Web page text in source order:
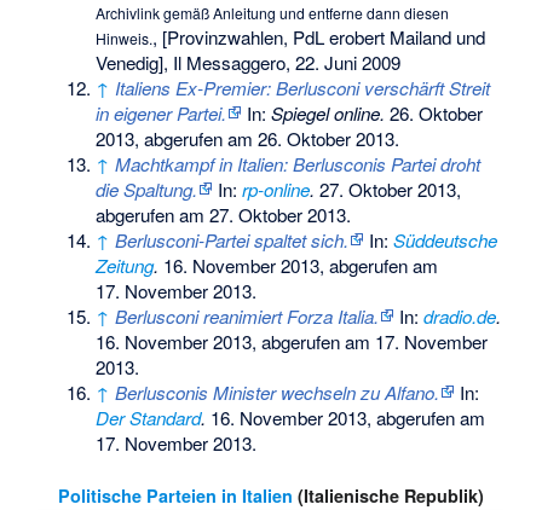
Archivlink gemäßAnleitung und entferne dann diesen
Hinweis., [Provinzwahlen, PdL erobert Mailand und
Venedig], Il Messaggero, 22. Juni 2009
↑ Italiens Ex-Premier: Berlusconi verschärft Streit
in eigener Partei.
In:Spiegel online. 26. Oktober
2013, abgerufen am 26. Oktober 2013.
↑ Machtkampf in Italien: Berlusconis Partei droht
die Spaltung.
In:rp-online. 27. Oktober 2013,
abgerufen am 27. Oktober 2013.
↑ Berlusconi-Partei spaltet sich. In:Süddeutsche
Zeitung. 16. November 2013, abgerufen am
17. November 2013.
↑ Berlusconi reanimiert Forza Italia. In:dradio.de.
16. November 2013, abgerufen am 17. November
2013.
↑ Berlusconis Minister wechseln zu Alfano.
In:
Der Standard. 16. November 2013, abgerufen am
17. November 2013.
Politische Parteien in Italien (Italienische Republik)